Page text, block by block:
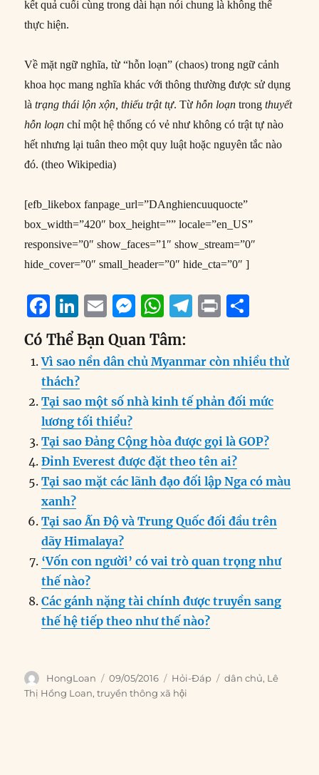
kết quả cuối cùng trong dài hạn nói chung là không thể
thực hiện.
Về mặt ngữ nghĩa, từ “hỗn loạn” (chaos) trong ngữ cảnh
khoa học mang nghĩa khác với thông thường được sử dụng
làtrạng thái lộn xộn, thiếu trật tự. Từhỗn loạn trongthuyết
hỗn loạnchỉ một hệ thống có vẻ như không có trật tự nào
hết nhưng lại tuân theo một quy luật hoặc nguyên tắc nào
đó. (theo Wikipedia)
[efb_likebox fanpage_url=”DAnghiencuuquocte”
box_width=”420″ box_height=”” locale=”en_US”
responsive=”0″ show_faces=”1″ show_stream=”0″
hide_cover=”0″ small_header=”0″ hide_cta=”0″ ]
F
a
c
e
b
o
o
k
Li
n
k
e
d
I
n
E
m
ai
l
M
ss
e
n
er
W
h
at
s
A
p
T
g
r
m
P
t
a
re
Có Thể Bạn Quan Tâm:
Vì sao nền dân chủ Myanmar còn nhiều thử
thách?
Tại sao một số nhà kinh tế phản đối mức
lương tối thiểu?
Tại sao Đảng Cộng hòa được gọi là GOP?
Đỉnh Everest được đặt theo tên ai?
Tại sao mặt các lãnh đạo đối lập Nga có màu
xanh?
Tại sao Ấn Độ và Trung Quốc đối đầu trên
dãy Himalaya?
‘Vốn con người’ có vai trò quan trọng như
thế nào?
Các gánh nặng tài chính được truyền sang
thế hệ tiếp theo như thế nào?
Author
HongLoan
Posted
on
09/05/2016 Categories
Hỏi-Đáp Tags
dân chủ, Lê
Thị Hồng Loan,truyền thông xã hội